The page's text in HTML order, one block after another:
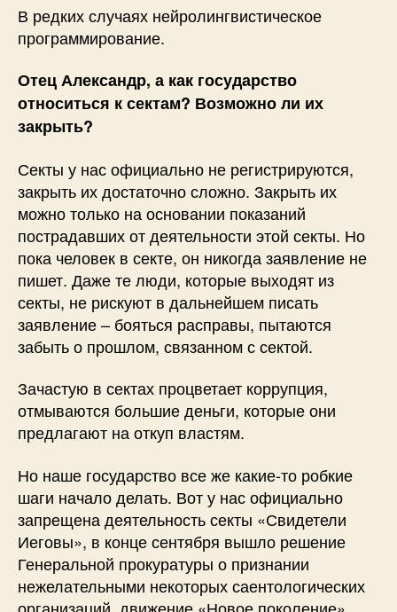
В редких случаях нейролингвистическое
программирование.
Отец Александр, а как государство
относиться к сектам? Возможно ли их
закрыть?
Секты у нас официально не регистрируются,
закрыть их достаточно сложно. Закрыть их
можно только на основании показаний
пострадавших от деятельности этой секты. Но
пока человек в секте, он никогда заявление не
пишет. Даже те люди, которые выходят из
секты, не рискуют в дальнейшем писать
заявление – бояться расправы, пытаются
забыть о прошлом, связанном с сектой.
Зачастую в сектах процветает коррупция,
отмываются большие деньги, которые они
предлагают на откуп властям.
Но наше государство все же какие-то робкие
шаги начало делать. Вот у нас официально
запрещена деятельность секты «Свидетели
Иеговы», в конце сентября вышло решение
Генеральной прокуратуры о признании
нежелательными некоторых саентологических
организаций, движение «Новое поколение»